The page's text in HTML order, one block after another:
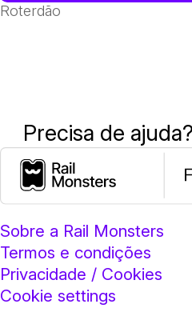
Roterdão
Precisa de ajuda?
Sobre a Rail Monsters
Termos e condições
Privacidade / Cookies
Cookie settings